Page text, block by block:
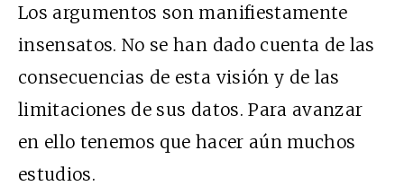
Los argumentos son manifiestamente
insensatos. No se han dado cuenta de las
consecuencias de esta visión y de las
limitaciones de sus datos. Para avanzar
en ello tenemos que hacer aún muchos
estudios.